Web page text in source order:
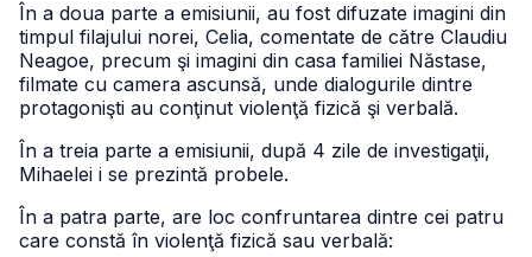
În a doua parte a emisiunii, au fost difuzate imagini din
timpul filajului norei, Celia, comentate de către Claudiu
Neagoe, precum şi imagini din casa familiei Năstase,
filmate cu camera ascunsă, unde dialogurile dintre
protagonişti au conţinut violenţă fizică şi verbală.
În a treia parte a emisiunii, după 4 zile de investigaţii,
Mihaelei i se prezintă probele.
În a patra parte, are loc confruntarea dintre cei patru
care constă în violenţă fizică sau verbală: